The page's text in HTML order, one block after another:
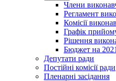
Члени
Регламент
Комісії
Графік
Рішення
Бюджет на
Депутати ради
Постійні комісії ради
Пленарні засідання